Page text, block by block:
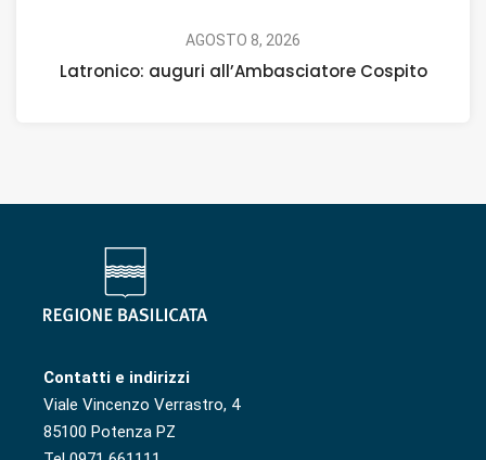
AGOSTO 8, 2026
Latronico: auguri all’Ambasciatore Cospito
Contatti e indirizzi
Viale Vincenzo Verrastro, 4
85100 Potenza PZ